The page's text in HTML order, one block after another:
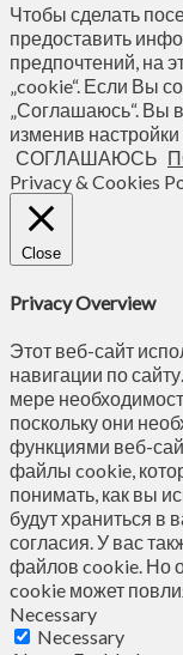
Чтобы сделать
предоставить
предпочтений, на
„cookie“. Если Вы
„Соглашаюсь“. Вы
изменив
СОГЛАШАЮСЬ
Privacy & Cookies
Close
Privacy Overview
Этот веб-сайт
навигации по
мере
поскольку они
функциями веб-
файлы cookie,
понимать, как вы
будут храниться в
согласия. У вас
файлов cookie. Но
cookie может
Necessary
Necessary